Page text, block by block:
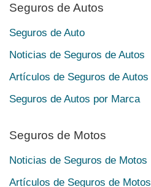
Seguros de Autos
Seguros de Auto
Noticias de Seguros de Autos
Artículos de Seguros de Autos
Seguros de Autos por Marca
Seguros de Motos
Noticias de Seguros de Motos
Artículos de Seguros de Motos